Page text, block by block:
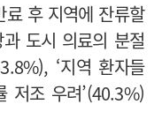
료 후 지역에 잔류할
도시 의료의 분절
‘지역 환자들
저조 우려’(40.3%)